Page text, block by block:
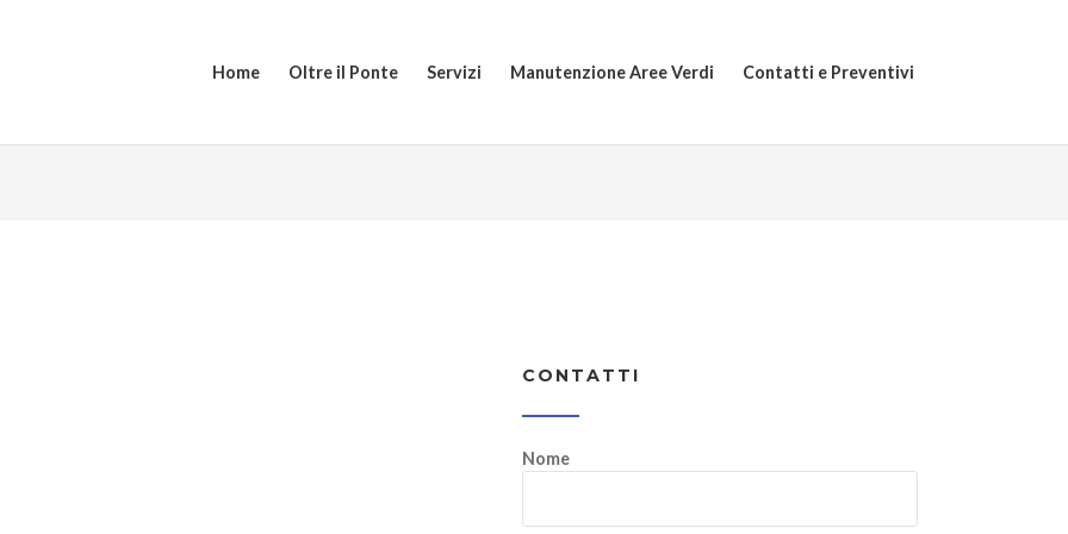
Home Oltre il Ponte Servizi Manutenzione Aree Verdi Contatti e Preventivi
CONTATTI
Nome